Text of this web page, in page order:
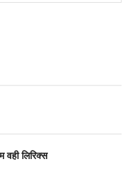
लिरिक्स